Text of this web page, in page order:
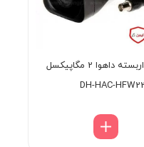
دوربین مداربسته داهوا 2 مگاپیکسل